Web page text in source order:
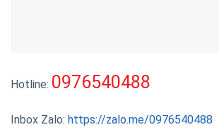
Hotline: 0976540488
Inbox Zalo: https://zalo.me/0976540488